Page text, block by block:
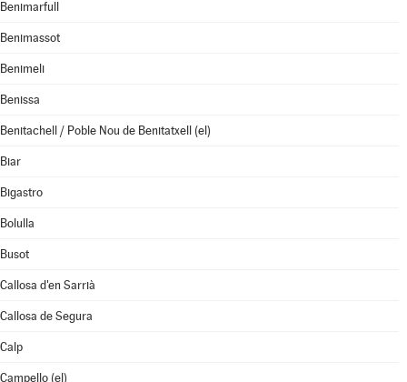
Benimarfull
Benimassot
Benimeli
Benissa
Benitachell / Poble Nou de Benitatxell (el)
Biar
Bigastro
Bolulla
Busot
Callosa d'en Sarrià
Callosa de Segura
Calp
Campello (el)